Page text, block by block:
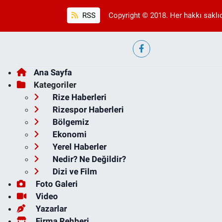
RSS Copyright © 2018. Her hakkı
Ana Sayfa
Kategoriler
Rize Haberleri
Rizespor Haberleri
Bölgemiz
Ekonomi
Yerel Haberler
Nedir? Ne Değildir?
Dizi ve Film
Foto Galeri
Video
Yazarlar